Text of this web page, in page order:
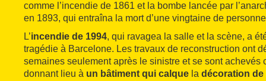
comme l’incendie de 1861 et la bombe lancée par
en 1893, qui entraîna la mort d’une vingtaine de
L’incendie de 1994, qui ravagea la salle et la scène, a
tragédie à Barcelone. Les travaux de reconstruction ont
semaines seulement après le sinistre et se sont achevés
donnant lieu à un bâtiment qui calque la décoration de